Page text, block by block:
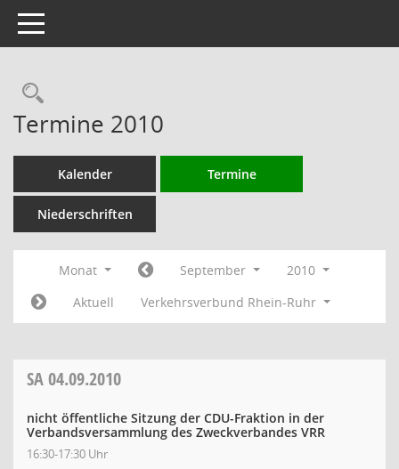
Toggle navigation
Rechercheauswahl
Termine 2010
Kalender Termine
Niederschriften
Monat September
2010
Aktuell
Verkehrsverbund Rhein-Ruhr
SA04.09.2010
nicht öffentliche Sitzung der CDU-Fraktion in der
Verbandsversammlung des Zweckverbandes VRR
16:30-17:30 Uhr